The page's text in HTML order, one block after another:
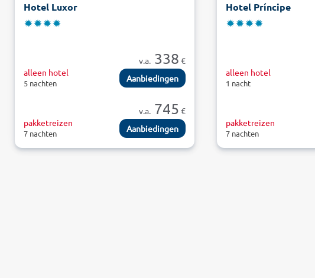
Hotel Luxor
v.a.338 €
alleen hotel
5 nachten Aanbiedingen
v.a.745 €
pakketreizen
7 nachten Aanbiedingen
Hotel Príncipe
alleen hotel
1 nacht
pakketreizen
7 nachten